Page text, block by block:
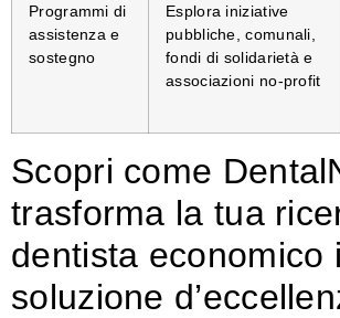
Programmi di
assistenza e
sostegno
Esplora iniziative
pubbliche, comunali,
fondi di solidarietà e
associazioni no-profit
Scopri come
trasforma la tua
dentista economico
soluzione